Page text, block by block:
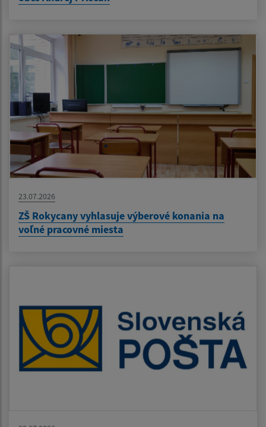
23.07.2026
ZŠ Rokycany vyhlasuje výberové konania na
voľné pracovné miesta